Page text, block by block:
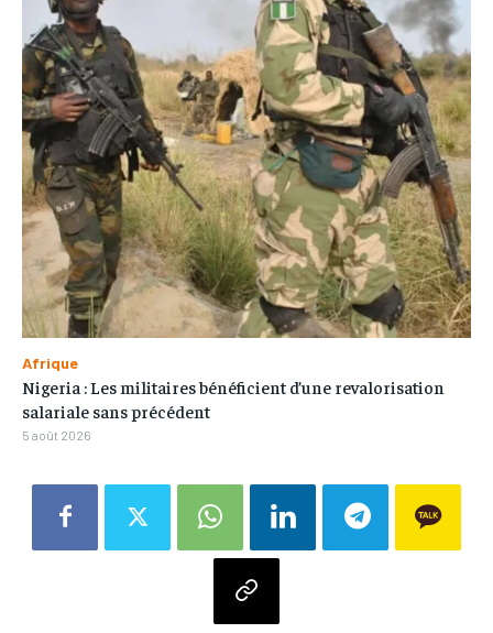
Afrique
Nigeria : Les militaires bénéficient d’une revalorisation
salariale sans précédent
5 août 2026